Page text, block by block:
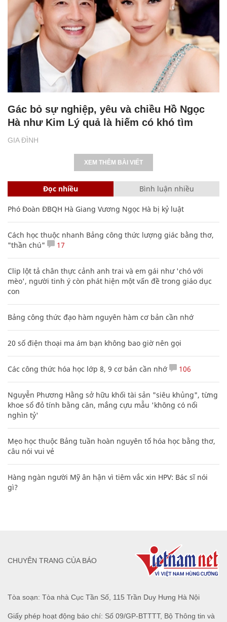
GIA ĐÌNH
Gác bỏ sự nghiệp, yêu và chiều Hồ Ngọc
Hà như Kim Lý quả là hiếm có khó tìm
XEM THÊM BÀI VIẾT
Đọc nhiều Bình luận nhiều
Phó Đoàn ĐBQH Hà Giang Vương Ngọc Hà bị kỷ luật
Cách học thuộc nhanh Bảng công thức lượng giác bằng thơ,
"thần chú"
17
Clip lột tả chân thực cảnh anh trai và em gái như 'chó với
mèo', người tinh ý còn phát hiện một vấn đề trong giáo dục
con
Bảng công thức đạo hàm nguyên hàm cơ bản cần nhớ
20 số điện thoại ma ám bạn không bao giờ nên gọi
Các công thức hóa học lớp 8, 9 cơ bản cần nhớ 106
Nguyễn Phương Hằng sở hữu khối tài sản "siêu khủng", từng
khoe sổ đỏ tính bằng cân, mắng cựu mẫu 'không có nổi
nghìn tỷ'
Mẹo học thuộc Bảng tuần hoàn nguyên tố hóa học bằng thơ,
câu nói vui vẻ
Hàng ngàn người Mỹ ân hận vì tiêm vắc xin HPV: Bác sĩ nói
gì?
Tòa soạn: Tòa nhà Cục Tần Số, 115 Trần Duy Hưng Hà Nội
Giấy phép hoạt động báo chí: Số 09/GP-BTTTT, Bộ Thông tin và
CHUYÊN TRANG CỦA BÁO